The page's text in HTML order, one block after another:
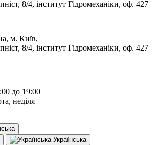
8/4, інститут Гідромеханіки, оф. 427
м. Київ,
8/4, інститут Гідромеханіки, оф. 427
до 19:00
неділя
Українська